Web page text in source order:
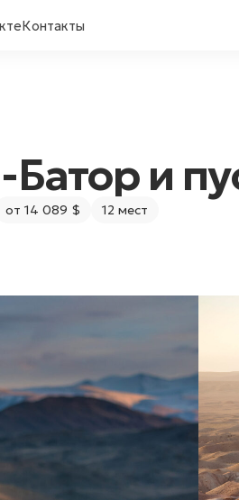
Контакты
и
от 14 089 $ 12 мест